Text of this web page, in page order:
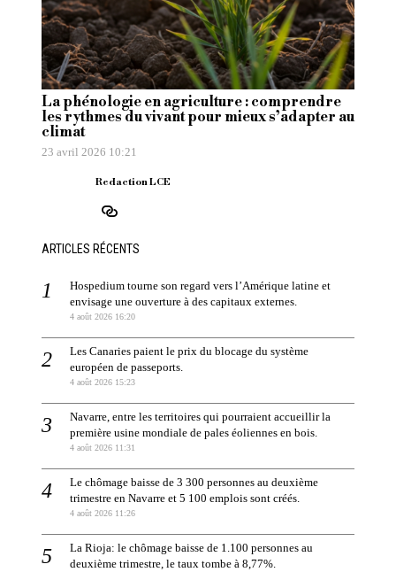
La phénologie en agriculture : comprendre
les rythmes du vivant pour mieux s’adapter au
climat
23 avril 2026 10:21
Redaction LCE
ARTICLES RÉCENTS
Hospedium tourne son regard vers l’Amérique latine et
envisage une ouverture à des capitaux externes.
4 août 2026 16:20
Les Canaries paient le prix du blocage du système
européen de passeports.
4 août 2026 15:23
Navarre, entre les territoires qui pourraient accueillir la
première usine mondiale de pales éoliennes en bois.
4 août 2026 11:31
Le chômage baisse de 3 300 personnes au deuxième
trimestre en Navarre et 5 100 emplois sont créés.
4 août 2026 11:26
La Rioja: le chômage baisse de 1.100 personnes au
deuxième trimestre, le taux tombe à 8,77%.